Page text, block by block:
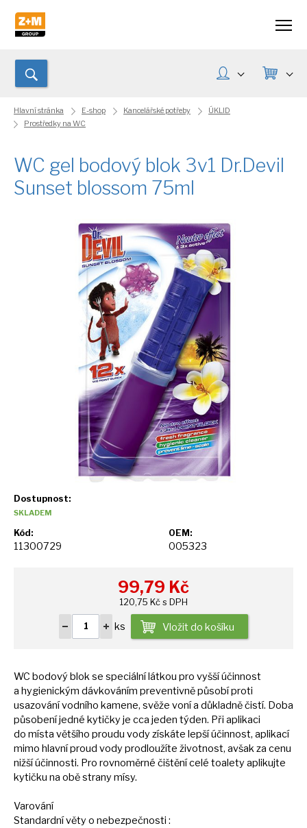
Hlavní stránka E-shop Kancelářské potřeby
ÚKLID
Prostředky na WC
WC gel bodový blok 3v1 Dr.Devil
Sunset blossom 75ml
Dostupnost:
SKLADEM
Kód:
11300729
OEM:
005323
99,79 Kč
120,75 Kč s DPH
ks Vložit do košíku
WC bodový blokse speciální látkou pro vyšší účinnost
a hygienickým dávkováním preventivně působí proti
usazování vodního kamene, svěže vonía důkladně čistí. Doba
působení jedné kytičkyje cca jeden týden. Při aplikaci
do místa většího proudu vody získáte lepší účinnost, aplikací
mimo hlavní proud vody prodloužíte životnost, avšakza cenu
nižší účinnosti. Pro rovnoměrné čištění celé toalety aplikujte
kytičku na obě strany mísy.
Varování
Standardní větyo nebezpečnosti :